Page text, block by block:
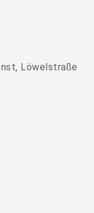
Löwelstraße